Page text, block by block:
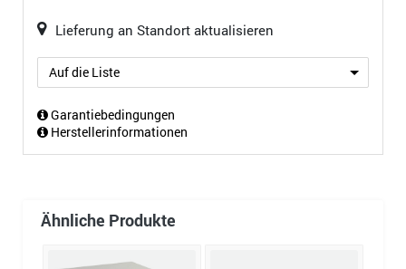
Lieferung an Standort aktualisieren
Auf die Liste
Garantiebedingungen
Herstellerinformationen
Ähnliche Produkte